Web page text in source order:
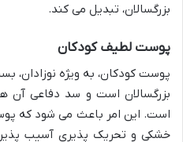
بزرگسالان، تبدیل می کند.
پوست لطیف کودکان
پوست کودکان، به ویژه نوزادان،
بزرگسالان است و سد دفاعی آن
است. این امر باعث می شود که
خشکی و تحریک پذیری آسیب